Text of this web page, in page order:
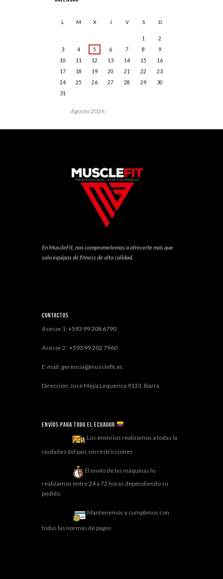
Agosto2026
L M X J V S D
1
2
3
4 5 6 7 8
9
10
11 12 13 14 15
16
17
18 19 20 21 22
23
24
25 26 27 28 29
30
31
En MuscleFit, nos comprometemos a ofrecerte más que
solo equipos de fitness de alta calidad.
Contactos
Asesor 1: +593 99 308 6790
Asesor 2: +593 99 202 7960
E-mail: gerencia@musclefit.ec
Dirección: José Mejía Lequerica 9133, Ibarra
Envíos para todo el ECUADOR
Los envío los realizamos a todas la
ciudades del país sin restricciones
El envío de las máquinas lo
realizamos entre 24 a 72 horas dependiendo su
pedido
Mantenemos y cumplimos con
todas las normas de pagos